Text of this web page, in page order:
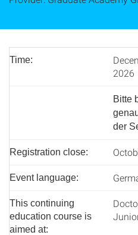
Time:
2026
Bitte
der
Registration close:
Event language:
This continuing
education course is
aimed at: